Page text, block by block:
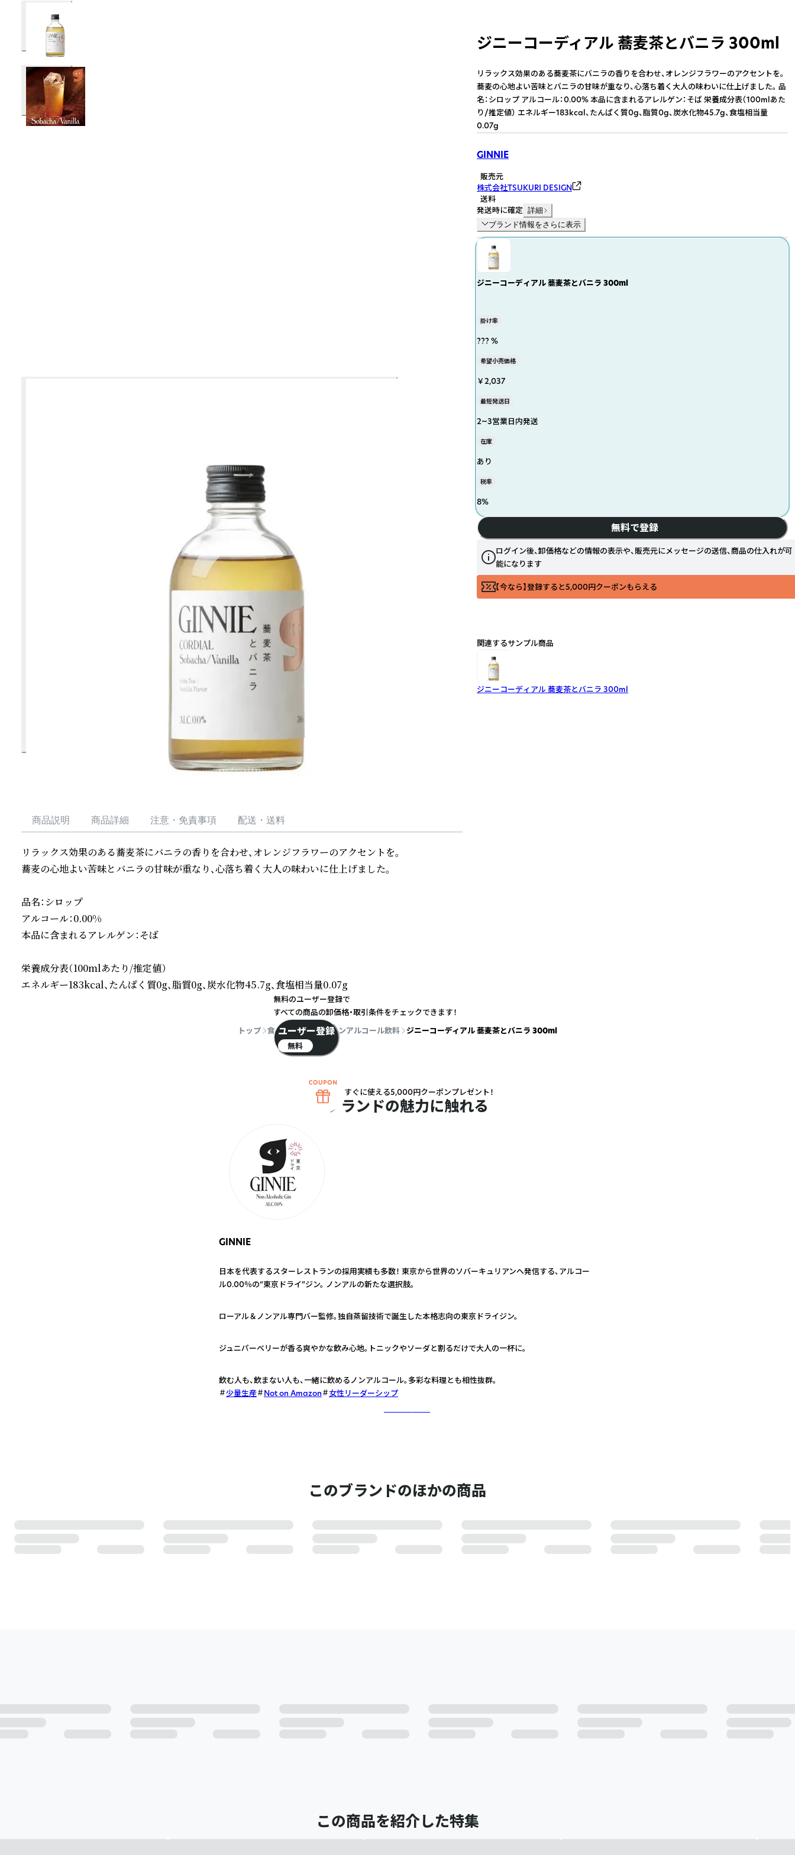
商品説明 商品詳細 注意・免責事項 配送・送料
リラックス効果のある蕎麦茶にバニラの香りを合わせ、オレンジフラワーのアクセントを。
蕎麦の心地よい苦味とバニラの甘味が重なり、心落ち着く大人の味わいに仕上げました。
品名：シロップ
アルコール：0.00%
本品に含まれるアレルゲン：そば
栄養成分表（100mlあたり/推定値）
エネルギー183kcal、たんぱく質0g、脂質0g、炭水化物45.7g、食塩相当量0.07g
ジニーコーディアル 蕎麦茶とバニラ 300ml
リラックス効果のある蕎麦茶にバニラの香りを合わせ、オレンジフラワーのアクセントを。
蕎麦の心地よい苦味とバニラの甘味が重なり、心落ち着く大人の味わいに仕上げました。 品
名：シロップ アルコール：0.00% 本品に含まれるアレルゲン：そば 栄養成分表（100mlあた
り/推定値） エネルギー183kcal、たんぱく質0g、脂質0g、炭水化物45.7g、食塩相当量
0.07g
GINNIE
販売元
株式会社TSUKURI DESIGN
送料
発送時に確定 詳細
ブランド情報をさらに表示
ジニーコーディアル 蕎麦茶とバニラ 300ml
掛け率
??? %
希望小売価格
￥2,037
最短発送日
2~3営業日内発送
在庫
あり
税率
8%
無料で登録
ログイン後、卸価格などの情報の表示や、販売元にメッセージの送信、商品の仕入れが可
能になります
【今なら】登録すると5,000円クーポンもらえる
関連するサンプル商品
ジニーコーディアル 蕎麦茶とバニラ 300ml
トップ 食品・飲料 お酒 ノンアルコール飲料 ジニーコーディアル 蕎麦茶とバニラ 300ml
ブランドの魅力に触れる
GINNIE
日本を代表するスターレストランの採用実績も多数！ 東京から世界のソバーキュリアンへ発信する、アルコー
ル0.00％の“東京ドライ”ジン。 ノンアルの新たな選択肢。
ローアル＆ノンアル専門バー監修。独自蒸留技術で誕生した本格志向の東京ドライジン。
ジュニパーベリーが香る爽やかな飲み心地。トニックやソーダと割るだけで大人の一杯に。
飲む人も、飲まない人も、一緒に飲めるノンアルコール。多彩な料理とも相性抜群。
少量生産
Not on Amazon
女性リーダーシップ
このブランドのほかの商品
この商品を紹介した特集
無料のユーザー登録で
すべての商品の卸価格・取引条件をチェックできます！
ユーザー登録
無料
すぐに使える5,000円クーポンプレゼント！